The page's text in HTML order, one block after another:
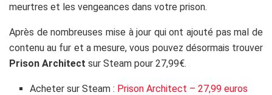
meurtres et les vengeances dans votre prison.
Après de nombreuses mise à jour qui ont ajouté pas mal de
contenu au fur et a mesure, vous pouvez désormais trouver
Prison Architect sur Steam pour 27,99€.
Acheter sur Steam : Prison Architect – 27,99 euros